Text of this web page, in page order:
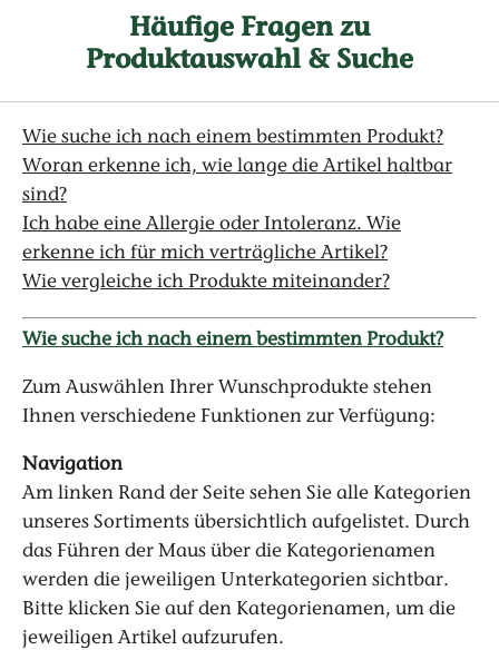
Häufige Fragen zu
Produktauswahl & Suche
Wie suche ich nach einem bestimmten Produkt?
Woran erkenne ich, wie lange die Artikel haltbar
sind?
Ich habe eine Allergie oder Intoleranz. Wie
erkenne ich für mich verträgliche Artikel?
Wie vergleiche ich Produkte miteinander?
Wie suche ich nach einem bestimmten Produkt?
Zum Auswählen Ihrer Wunschprodukte stehen
Ihnen verschiedene Funktionen zur Verfügung:
Navigation
Am linken Rand der Seite sehen Sie alle Kategorien
unseres Sortiments übersichtlich aufgelistet. Durch
das Führen der Maus über die Kategorienamen
werden die jeweiligen Unterkategorien sichtbar.
Bitte klicken Sie auf den Kategorienamen, um die
jeweiligen Artikel aufzurufen.